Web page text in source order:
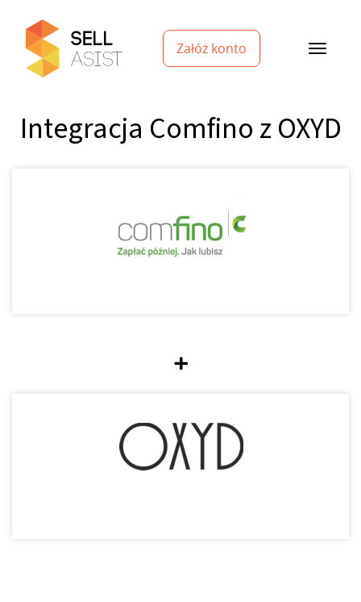
Załóż konto
Integracja Comfino z OXYD
+